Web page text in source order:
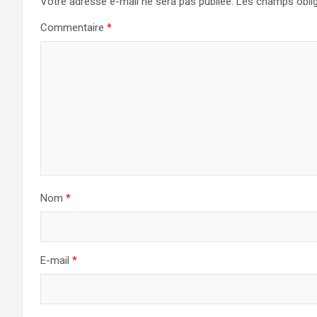
Commentaire *
Nom *
E-mail *